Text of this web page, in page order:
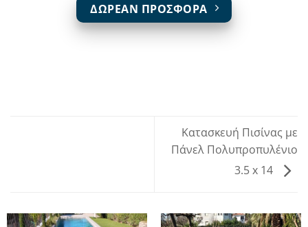
ΔΩΡΕΑΝ ΠΡΟΣΦΟΡΑ
Κατασκευή Πισίνας με
Πάνελ Πολυπροπυλένιο
3.5 x 14